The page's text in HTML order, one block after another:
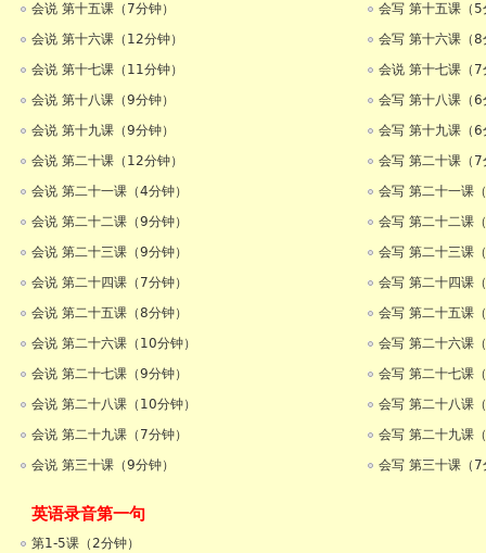
会说 第十五课（7分钟）
会说 第十六课（12分钟）
会说 第十七课（11分钟）
会说 第十八课（9分钟）
会说 第十九课（9分钟）
会说 第二十课（12分钟）
会说 第二十一课（4分钟）
会说 第二十二课（9分钟）
会说 第二十三课（9分钟）
会说 第二十四课（7分钟）
会说 第二十五课（8分钟）
会说 第二十六课（10分钟）
会说 第二十七课（9分钟）
会说 第二十八课（10分钟）
会说 第二十九课（7分钟）
会说 第三十课（9分钟）
英语录音第一句
第1-5课（2分钟）
会写 第十五课（
会写 第十六课（
会说 第十七课（
会写 第十八课（
会写 第十九课（
会写 第二十课（
会写 第二十一课
会写 第二十二课
会写 第二十三课
会写 第二十四课
会写 第二十五课
会写 第二十六课
会写 第二十七课
会写 第二十八课
会写 第二十九课
会写 第三十课（